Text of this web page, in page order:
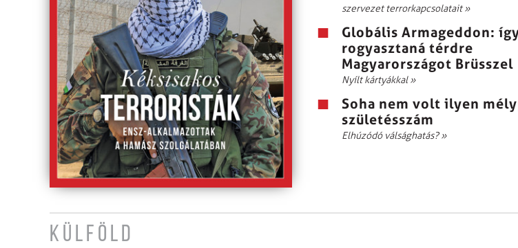
szervezet terrorkapcsolatait»
Globális Armageddon:
rogyasztaná térdre
Magyarországot Brüsszel
Nyílt kártyákkal»
Soha nem volt ilyen
születésszám
Elhúzódó válsághatás?»
KÜLFÖLD